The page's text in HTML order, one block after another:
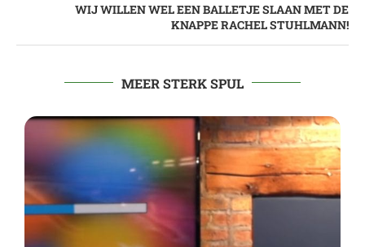
WIJ WILLEN WEL EEN BALLETJE SLAAN MET DE
KNAPPE RACHEL STUHLMANN!
MEER STERK SPUL